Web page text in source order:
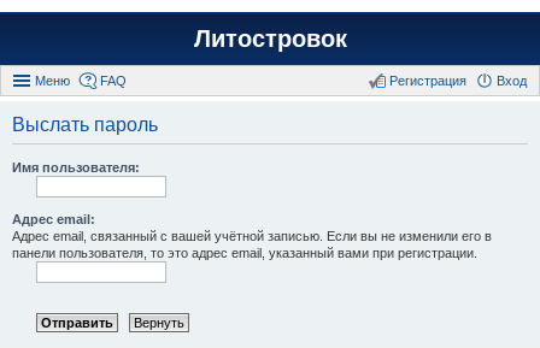
Литостровок
Меню FAQ Вход
Регистрация
Выслать пароль
Имя пользователя:
Адрес email:
Адрес email, связанный с вашей учётной записью. Если вы не изменили его в
панели пользователя, то это адрес email, указанный вами при регистрации.